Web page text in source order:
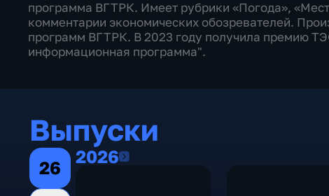
программа ВГТРК. Имеет рубрики «Погода»,
комментарии экономических обозревателей.
программ ВГТРК. В 2023 году получила премию
информационная программа".
Выпуски
26
20262026